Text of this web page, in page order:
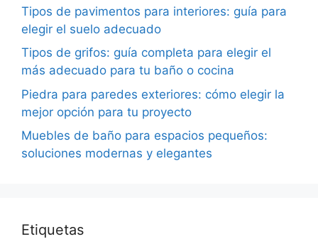
Tipos de pavimentos para interiores: guía para
elegir el suelo adecuado
Tipos de grifos: guía completa para elegir el
más adecuado para tu baño o cocina
Piedra para paredes exteriores: cómo elegir la
mejor opción para tu proyecto
Muebles de baño para espacios pequeños:
soluciones modernas y elegantes
Etiquetas